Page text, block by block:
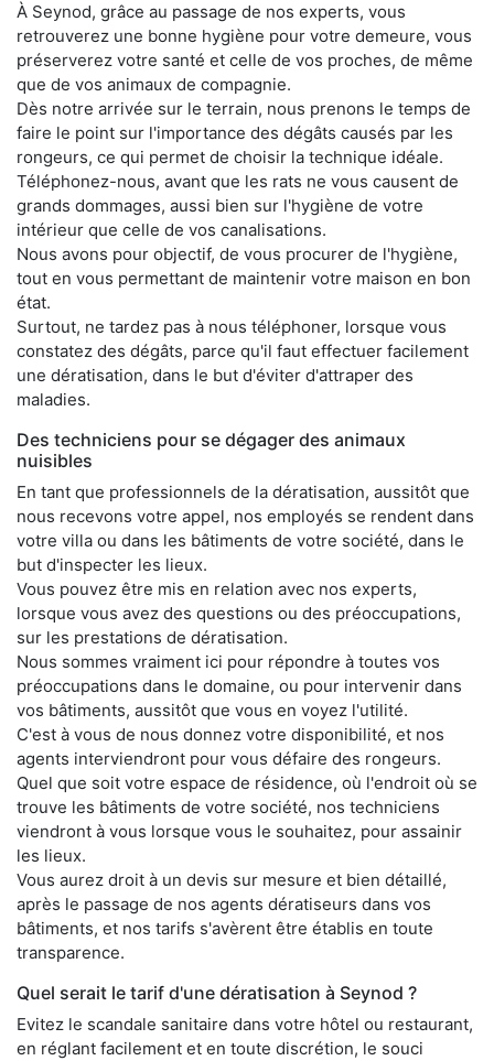
À Seynod, grâce au passage de nos experts, vous
retrouverez une bonne hygiène pour votre demeure, vous
préserverez votre santé et celle de vos proches, de même
que de vos animaux de compagnie.
Dès notre arrivée sur le terrain, nous prenons le temps de
faire le point sur l'importance des dégâts causés par les
rongeurs, ce qui permet de choisir la technique idéale.
Téléphonez-nous, avant que les rats ne vous causent de
grands dommages, aussi bien sur l'hygiène de votre
intérieur que celle de vos canalisations.
Nous avons pour objectif, de vous procurer de l'hygiène,
tout en vous permettant de maintenir votre maison en bon
état.
Surtout, ne tardez pas à nous téléphoner, lorsque vous
constatez des dégâts, parce qu'il faut effectuer facilement
une dératisation, dans le but d'éviter d'attraper des
maladies.
Des techniciens pour se dégager des animaux
nuisibles
En tant que professionnels de la dératisation, aussitôt que
nous recevons votre appel, nos employés se rendent dans
votre villa ou dans les bâtiments de votre société, dans le
but d'inspecter les lieux.
Vous pouvez être mis en relation avec nos experts,
lorsque vous avez des questions ou des préoccupations,
sur les prestations de dératisation.
Nous sommes vraiment ici pour répondre à toutes vos
préoccupations dans le domaine, ou pour intervenir dans
vos bâtiments, aussitôt que vous en voyez l'utilité.
C'est à vous de nous donnez votre disponibilité, et nos
agents interviendront pour vous défaire des rongeurs.
Quel que soit votre espace de résidence, où l'endroit où se
trouve les bâtiments de votre société, nos techniciens
viendront à vous lorsque vous le souhaitez, pour assainir
les lieux.
Vous aurez droit à un devis sur mesure et bien détaillé,
après le passage de nos agents dératiseurs dans vos
bâtiments, et nos tarifs s'avèrent être établis en toute
transparence.
Quel serait le tarif d'une dératisation à Seynod ?
Evitez le scandale sanitaire dans votre hôtel ou restaurant,
en réglant facilement et en toute discrétion, le souci